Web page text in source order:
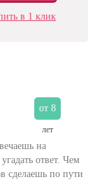
в 1 клик
от 8
лет
на
ответ. Чем
сделаешь по пути